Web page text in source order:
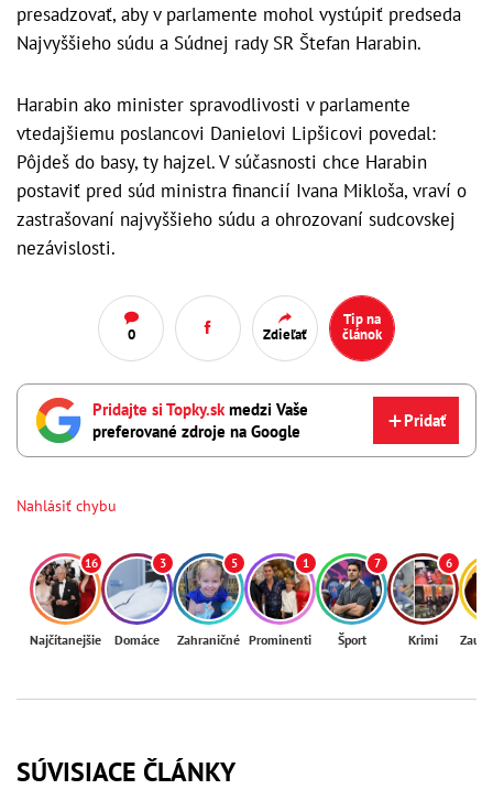
presadzovať, aby v parlamente mohol vystúpiť predseda
Najvyššieho súdu a Súdnej rady SR Štefan Harabin.
Harabin ako minister spravodlivosti v parlamente
vtedajšiemu poslancovi Danielovi Lipšicovi povedal:
Pôjdeš do basy, ty hajzel. V súčasnosti chce Harabin
postaviť pred súd ministra financií Ivana Mikloša, vraví o
zastrašovaní najvyššieho súdu a ohrozovaní sudcovskej
nezávislosti.
0 Zdieľať
Tip na
článok
Pridajte si Topky.sk medzi Vaše
preferované zdroje na Google
Pridať
Nahlásiť chybu
16
Najčítanejšie
3
Domáce
5
Zahraničné
1
Prominenti
7
Šport
6
Krimi
SÚVISIACE ČLÁNKY